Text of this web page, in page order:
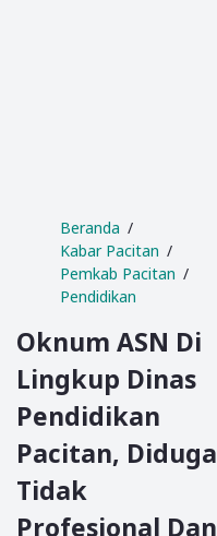
Beranda
Kabar Pacitan
Pemkab Pacitan
Pendidikan
Oknum ASN Di
Lingkup Dinas
Pendidikan
Pacitan, Diduga
Tidak
Profesional Dan